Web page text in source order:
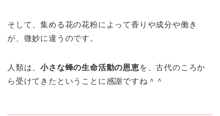
そして、集める花の花粉によって香り や成分や働き
が、微妙に違うのです。
人類は、小さな蜂の生命活動の恩恵を、古代のころか
ら受けてきたということに感謝ですね＾＾